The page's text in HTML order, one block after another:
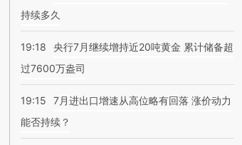
持续多久
19:18
央行7月继续增持近20吨黄金 累计储备超
过7600万盎司
19:15
7月进出口增速从高位略有回落 涨价动力
能否持续？